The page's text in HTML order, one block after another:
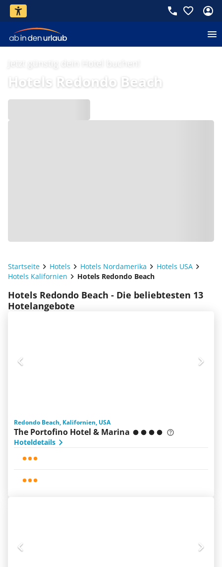
Jetzt günstig dein Hotel buchen!
Hotels Redondo Beach
Startseite Hotels Hotels Nordamerika
Hotels USA
Hotels Kalifornien
Hotels Redondo Beach
Hotels Redondo Beach - Die beliebtesten 13
Hotelangebote
Redondo Beach, Kalifornien, USA
The Portofino Hotel & Marina
Hoteldetails